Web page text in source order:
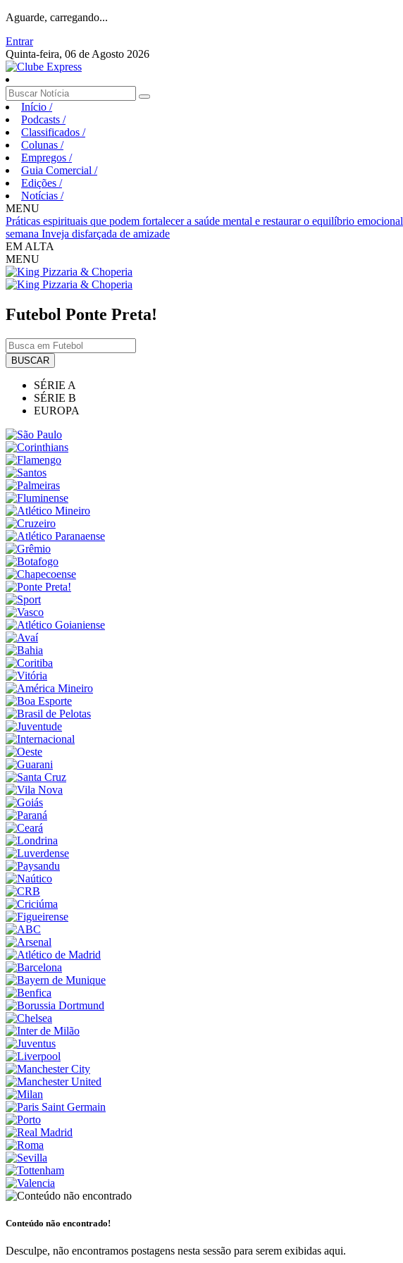
Aguarde, carregando...
Entrar
Quinta-feira, 06 de Agosto 2026
Início /
Podcasts /
Classificados /
Colunas /
Empregos /
Guia Comercial /
Edições /
Notícias /
MENU
Práticas espirituais que podem fortalecer a saúde mental e restaurar o equilíbrio emocional
semana Inveja disfarçada de amizade
EM ALTA
MENU
Futebol Ponte Preta!
BUSCAR
SÉRIE A
SÉRIE B
EUROPA
Conteúdo não encontrado!
Desculpe, não encontramos postagens nesta sessão para serem exibidas aqui.